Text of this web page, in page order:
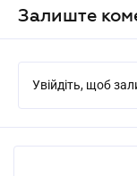
Залиште
Увійдіть, щоб